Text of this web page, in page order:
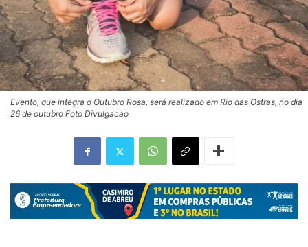
Evento, que integra o Outubro Rosa, será realizado em Rio das Ostras, no dia
26 de outubro Foto Divulgacao